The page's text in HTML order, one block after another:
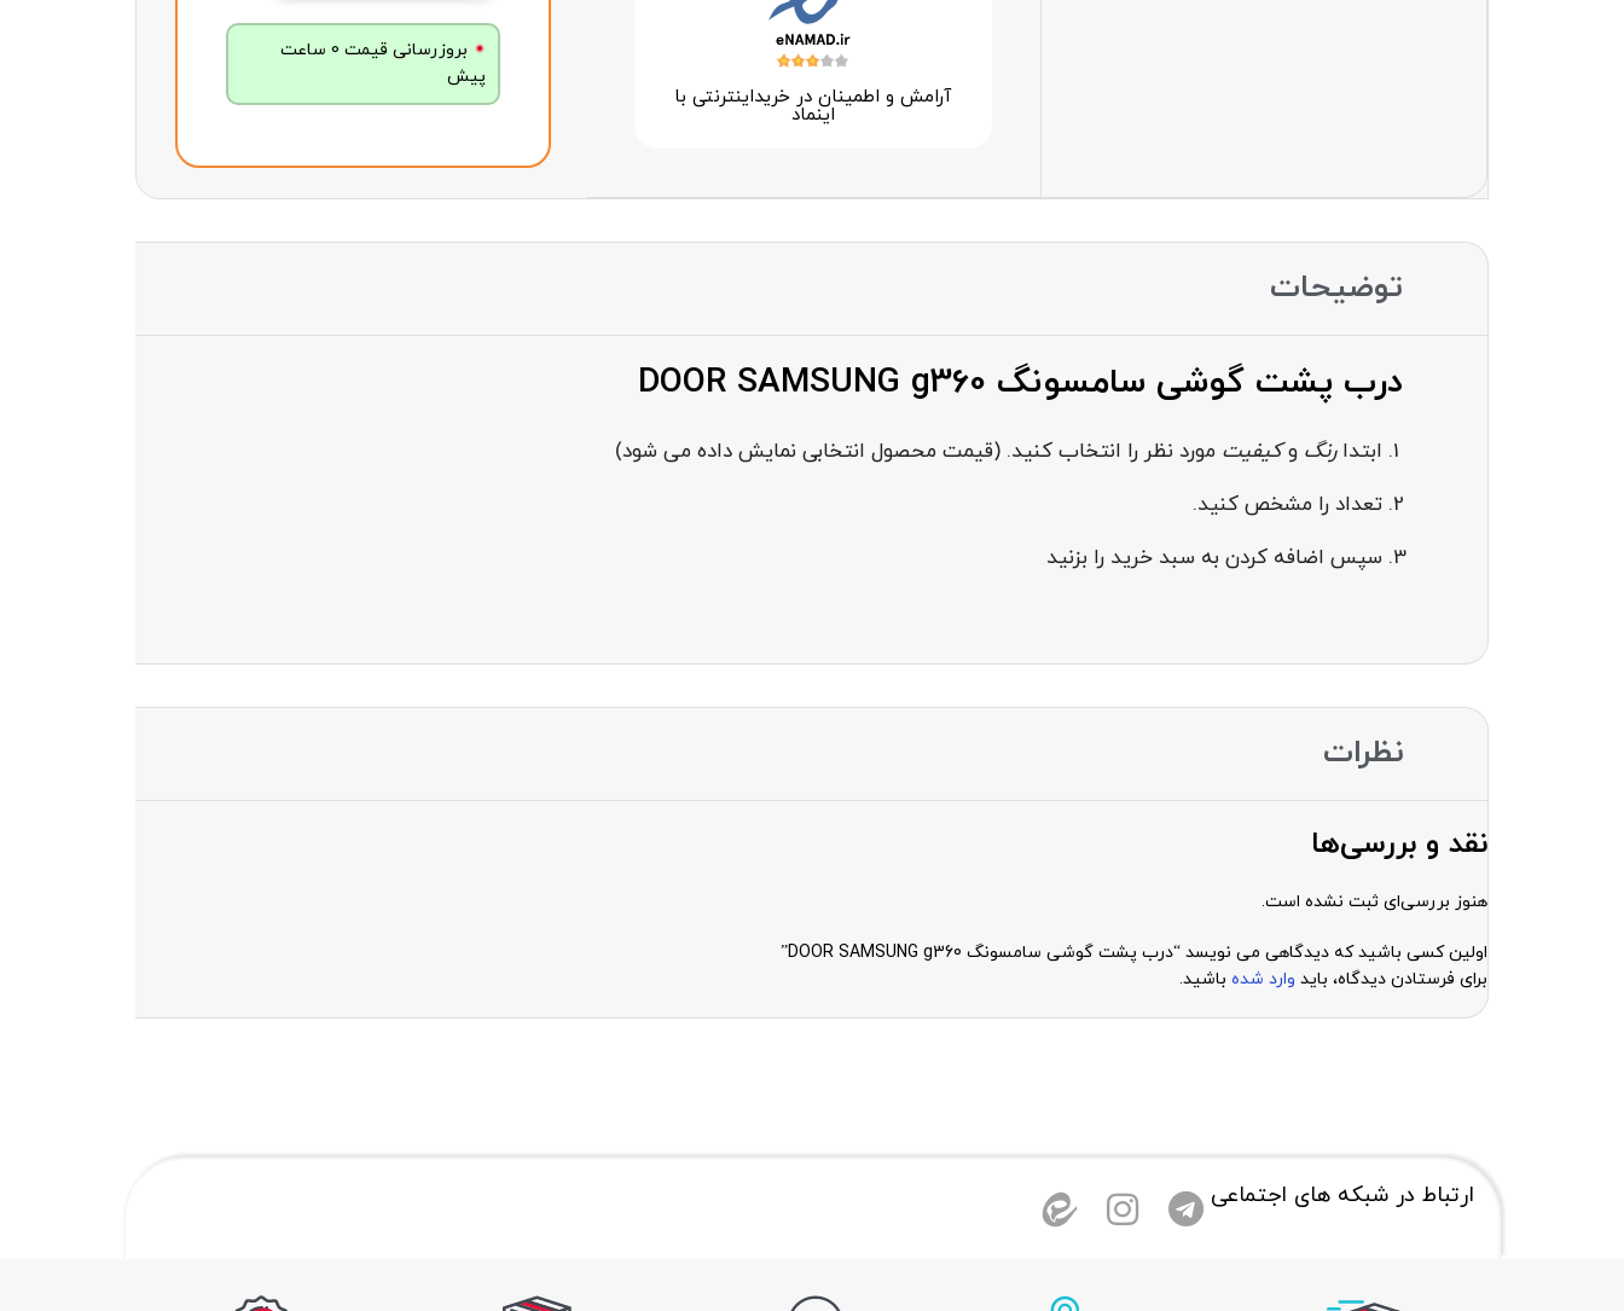
آرامش و اطمینان در خرید‌اینترنتی با
اینماد
بروزرسانی قیمت 0 ساعت
پیش
توضیحات
درب پشت گوشی سامسونگ DOOR SAMSUNG g360
ابتدارنگ وکیفیت مورد نظر را انتخاب کنید. (قیمت محصول انتخابی نمایش داده می شود)
تعداد را مشخص کنید.
سپس اضافه کردن به سبد خرید را بزنید
نظرات
نقد و بررسی‌ها
هنوز بررسی‌ای ثبت نشده است.
اولین کسی باشید که دیدگاهی می نویسد “درب پشت گوشی سامسونگ DOOR SAMSUNG g360”
برای فرستادن دیدگاه، باید وارد شده باشید.
ارتباط در شبکه های اجتماعی